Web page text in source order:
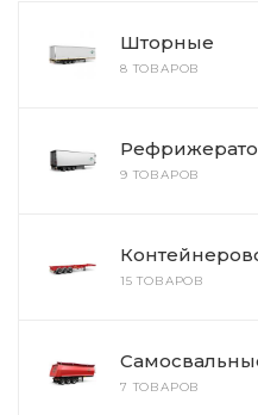
Шторные
8 ТОВАРОВ
9 ТОВАРОВ
15 ТОВАРОВ
7 ТОВАРОВ